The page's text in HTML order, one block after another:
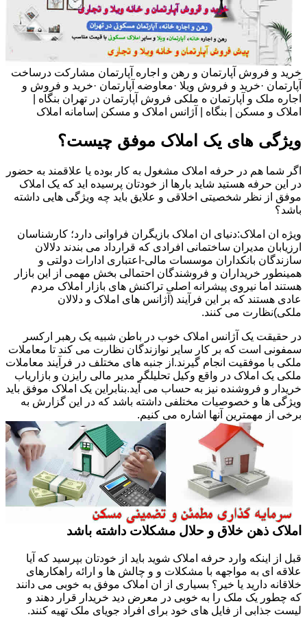
خرید و فروش آپارتمان و رهن و اجاره آپارتمان مشارکت درساخت
آپارتمان ·خرید و فروش ویلا ·معاوضه آپارتمان ·خرید و فروش و
اجاره ملک و آپارتمان ه ملکی فروش آپارتمان در تهران بنگاه |
املاک و مسکن | بنگاه | آژانس املاک و مسکن |سامانه املاک
ویژگی های یک املاک موفق چیست؟
اگر شما هم در حرفه املاک مشغول به کار بوده یا علاقمند به حضور
در این حرفه هستید شاید بارها از خودتان پرسیده اید که یک املاک
موفق از نظر شخصیتی اخلاقی و علایق باید چه ویژگی هایی داشته
باشد؟
ویژه ان املاک:دنیای ان املاک بازیگران فراوانی دارد؛ کارشناسان
ارزیابان مدیران ساختمانی افرادی که قرارداد می بندند دلالان
سازندگان بانکداران موسسات مالی-اعتباری ادارات دولتی و
همینطور خریداران و فروشندگان احتمالی بخش مهمی از این بازار
هستند اما نیروی پیشرانه اصلی تراکنش های بازار املاک مردم
عادی هستند که بر این فرآیند (آژانس های املاک و دلالان
ملکی)نظارت می کنند.
در حقیقت یک آژانس املاک خوب در باطن شبیه یک رهبر ارکسر
سمفونی است که بر کار سایر نوازندگان نظارت می کند تا معاملات
ملکی با موفقیت انجام گیرند.از جنبه های مختلف در فرآیند معاملات
ملکی یک املاک در واقع وکیل تحلیلگر مدیر مالی رایزن و بازاریاب
خریدار و فروشنده نیز به حساب می آید.بنابراین یک املاک موفق باید
ویژگی ها و خصوصیات مختلفی داشته باشد که در این گزارش به
برخی از مهمترین آنها اشاره می کنیم.
املاک ذهن خلاق و حلال مشکلات داشته باشد
قبل از اینکه وارد حرفه املاک شوید باید از خودتان بپرسید که آیا
علاقه ای به مواجهه با مشکلات و و چالش ها و ارائه راهکارهای
خلاقانه دارید یا خیر؟ بسیاری از ان املاک موفق به خوبی می دانند
که چطور یک ملک را به خوبی در معرض دید خریدار قرار دهند و
لیست جذابی از فایل های خود برای افراد جویای ملک تهیه کنند.